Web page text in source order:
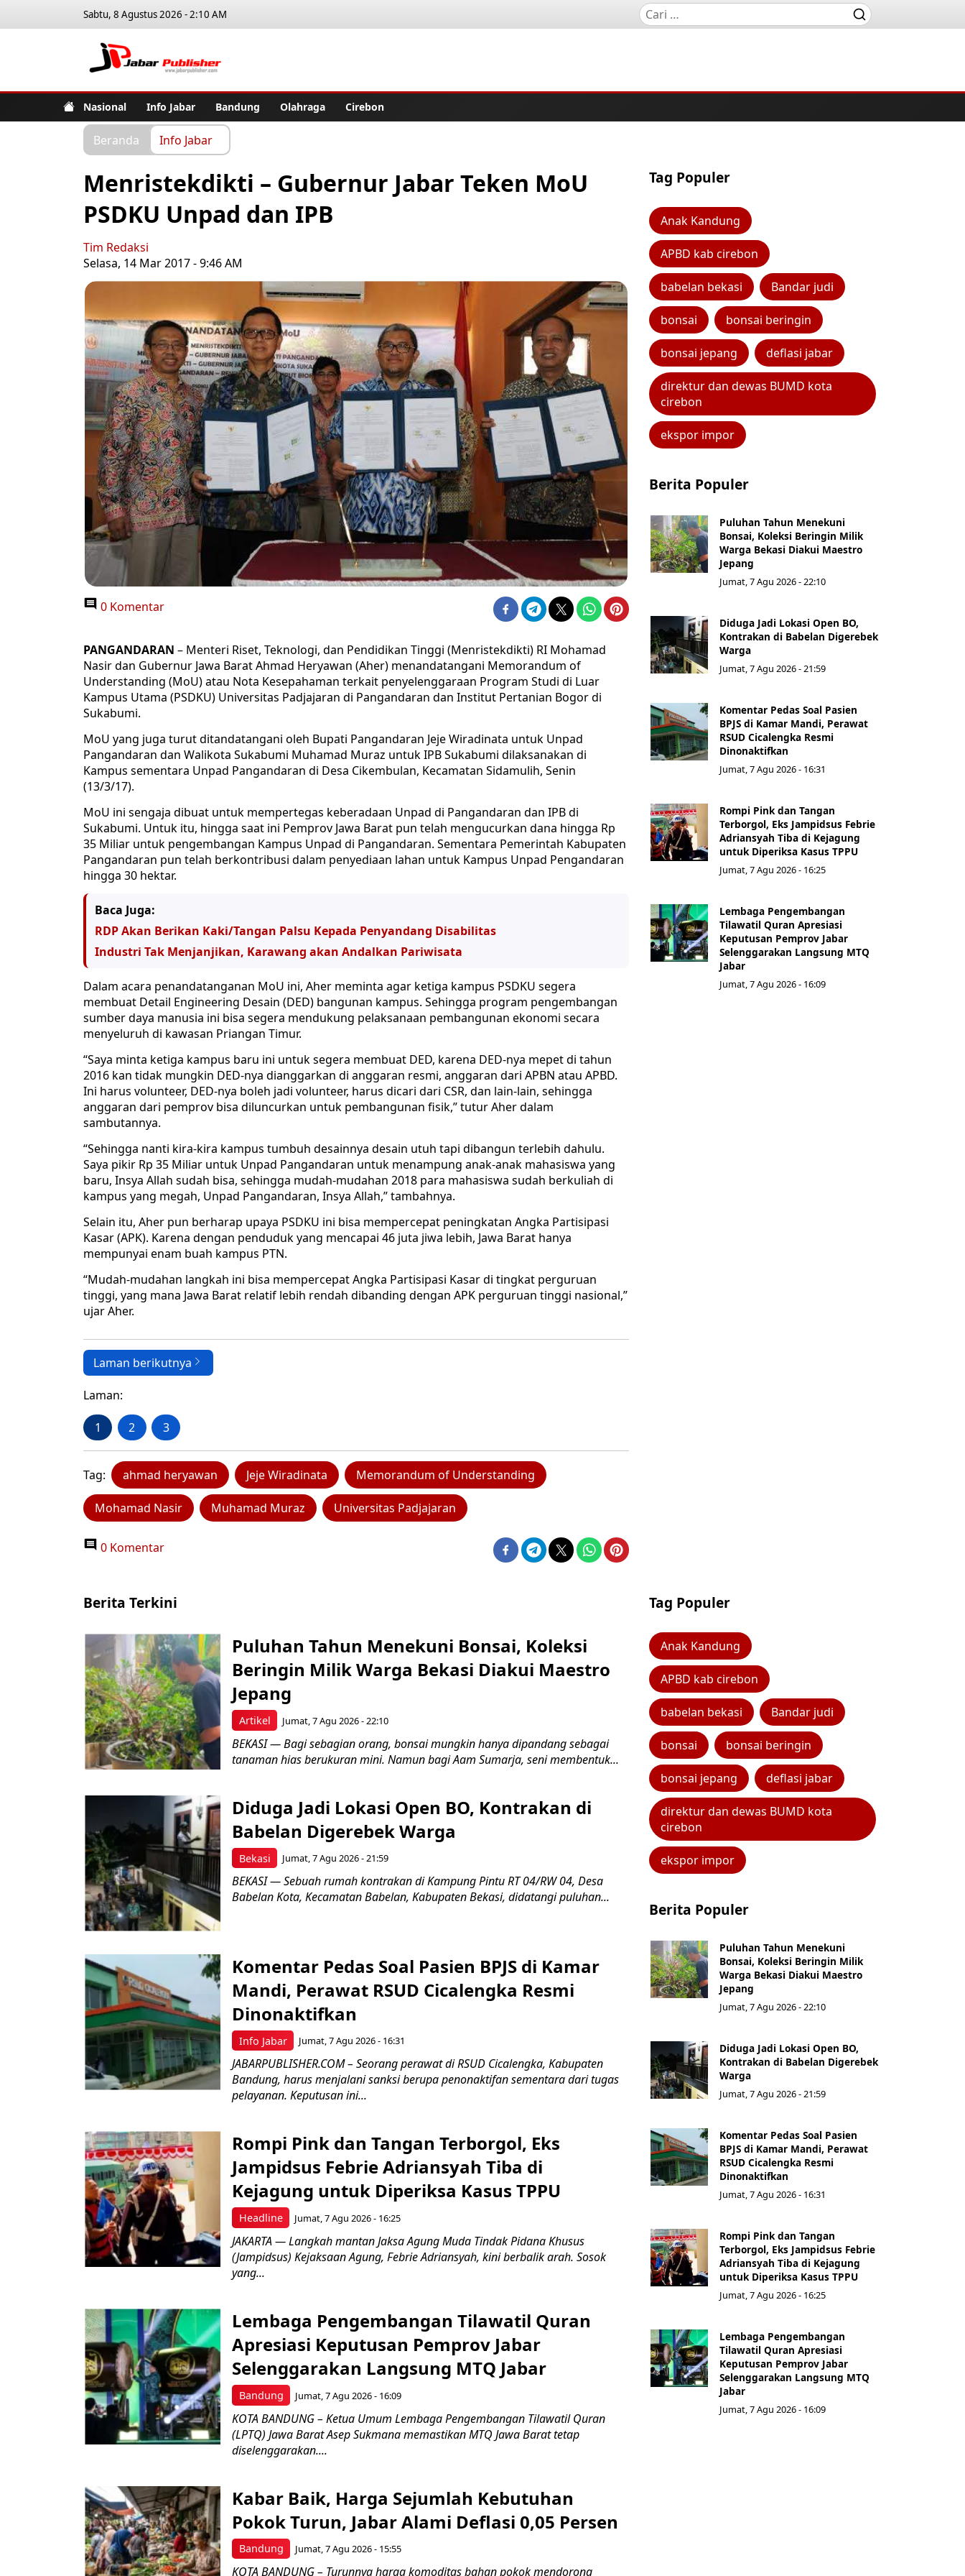
Sabtu, 8 Agustus 2026 - 2:10 AM
Nasional Info Jabar Bandung Olahraga Cirebon
Beranda Info Jabar
Menristekdikti – Gubernur Jabar Teken MoU
PSDKU Unpad dan IPB
Tim Redaksi
Selasa, 14 Mar 2017 - 9:46 AM
0 Komentar
PANGANDARAN – Menteri Riset, Teknologi, dan Pendidikan Tinggi (Menristekdikti) RI Mohamad
Nasir dan Gubernur Jawa Barat Ahmad Heryawan (Aher) menandatangani Memorandum of
Understanding (MoU) atau Nota Kesepahaman terkait penyelenggaraan Program Studi di Luar
Kampus Utama (PSDKU) Universitas Padjajaran di Pangandaran dan Institut Pertanian Bogor di
Sukabumi.
MoU yang juga turut ditandatangani oleh Bupati Pangandaran Jeje Wiradinata untuk Unpad
Pangandaran dan Walikota Sukabumi Muhamad Muraz untuk IPB Sukabumi dilaksanakan di
Kampus sementara Unpad Pangandaran di Desa Cikembulan, Kecamatan Sidamulih, Senin
(13/3/17).
MoU ini sengaja dibuat untuk mempertegas keberadaan Unpad di Pangandaran dan IPB di
Sukabumi. Untuk itu, hingga saat ini Pemprov Jawa Barat pun telah mengucurkan dana hingga Rp
35 Miliar untuk pengembangan Kampus Unpad di Pangandaran. Sementara Pemerintah Kabupaten
Pangandaran pun telah berkontribusi dalam penyediaan lahan untuk Kampus Unpad Pengandaran
hingga 30 hektar.
Baca Juga:
RDP Akan Berikan Kaki/Tangan Palsu Kepada Penyandang Disabilitas
Industri Tak Menjanjikan, Karawang akan Andalkan Pariwisata
Dalam acara penandatanganan MoU ini, Aher meminta agar ketiga kampus PSDKU segera
membuat Detail Engineering Desain (DED) bangunan kampus. Sehingga program pengembangan
sumber daya manusia ini bisa segera mendukung pelaksanaan pembangunan ekonomi secara
menyeluruh di kawasan Priangan Timur.
“Saya minta ketiga kampus baru ini untuk segera membuat DED, karena DED-nya mepet di tahun
2016 kan tidak mungkin DED-nya dianggarkan di anggaran resmi, anggaran dari APBN atau APBD.
Ini harus volunteer, DED-nya boleh jadi volunteer, harus dicari dari CSR, dan lain-lain, sehingga
anggaran dari pemprov bisa diluncurkan untuk pembangunan fisik,” tutur Aher dalam
sambutannya.
“Sehingga nanti kira-kira kampus tumbuh desainnya desain utuh tapi dibangun terlebih dahulu.
Saya pikir Rp 35 Miliar untuk Unpad Pangandaran untuk menampung anak-anak mahasiswa yang
baru, Insya Allah sudah bisa, sehingga mudah-mudahan 2018 para mahasiswa sudah berkuliah di
kampus yang megah, Unpad Pangandaran, Insya Allah,” tambahnya.
Selain itu, Aher pun berharap upaya PSDKU ini bisa mempercepat peningkatan Angka Partisipasi
Kasar (APK). Karena dengan penduduk yang mencapai 46 juta jiwa lebih, Jawa Barat hanya
mempunyai enam buah kampus PTN.
“Mudah-mudahan langkah ini bisa mempercepat Angka Partisipasi Kasar di tingkat perguruan
tinggi, yang mana Jawa Barat relatif lebih rendah dibanding dengan APK perguruan tinggi nasional,”
ujar Aher.
Laman berikutnya
Laman:
1 2 3
Tag: ahmad heryawan Jeje Wiradinata Memorandum of Understanding
Mohamad Nasir Muhamad Muraz Universitas Padjajaran
0 Komentar
Tag Populer
Anak Kandung
APBD kab cirebon
babelan bekasi Bandar judi
bonsai bonsai beringin
bonsai jepang deflasi jabar
direktur dan dewas BUMD kota
cirebon
ekspor impor
Berita Populer
Puluhan Tahun Menekuni
Bonsai, Koleksi Beringin Milik
Warga Bekasi Diakui Maestro
Jepang
Jumat, 7 Agu 2026 - 22:10
Diduga Jadi Lokasi Open BO,
Kontrakan di Babelan Digerebek
Warga
Jumat, 7 Agu 2026 - 21:59
Komentar Pedas Soal Pasien
BPJS di Kamar Mandi, Perawat
RSUD Cicalengka Resmi
Dinonaktifkan
Jumat, 7 Agu 2026 - 16:31
Rompi Pink dan Tangan
Terborgol, Eks Jampidsus Febrie
Adriansyah Tiba di Kejagung
untuk Diperiksa Kasus TPPU
Jumat, 7 Agu 2026 - 16:25
Lembaga Pengembangan
Tilawatil Quran Apresiasi
Keputusan Pemprov Jabar
Selenggarakan Langsung MTQ
Jabar
Jumat, 7 Agu 2026 - 16:09
Berita Terkini
Artikel
Puluhan Tahun Menekuni Bonsai, Koleksi
Beringin Milik Warga Bekasi Diakui Maestro
Jepang
Jumat, 7 Agu 2026 - 22:10
BEKASI — Bagi sebagian orang, bonsai mungkin hanya dipandang sebagai
tanaman hias berukuran mini. Namun bagi Aam Sumarja, seni membentuk...
Bekasi
Diduga Jadi Lokasi Open BO, Kontrakan di
Babelan Digerebek Warga
Jumat, 7 Agu 2026 - 21:59
BEKASI — Sebuah rumah kontrakan di Kampung Pintu RT 04/RW 04, Desa
Babelan Kota, Kecamatan Babelan, Kabupaten Bekasi, didatangi puluhan...
Info Jabar
Komentar Pedas Soal Pasien BPJS di Kamar
Mandi, Perawat RSUD Cicalengka Resmi
Dinonaktifkan
Jumat, 7 Agu 2026 - 16:31
JABARPUBLISHER.COM – Seorang perawat di RSUD Cicalengka, Kabupaten
Bandung, harus menjalani sanksi berupa penonaktifan sementara dari tugas
pelayanan. Keputusan ini...
Headline
Rompi Pink dan Tangan Terborgol, Eks
Jampidsus Febrie Adriansyah Tiba di
Kejagung untuk Diperiksa Kasus TPPU
Jumat, 7 Agu 2026 - 16:25
JAKARTA — Langkah mantan Jaksa Agung Muda Tindak Pidana Khusus
(Jampidsus) Kejaksaan Agung, Febrie Adriansyah, kini berbalik arah. Sosok
yang...
Bandung
Lembaga Pengembangan Tilawatil Quran
Apresiasi Keputusan Pemprov Jabar
Selenggarakan Langsung MTQ Jabar
Jumat, 7 Agu 2026 - 16:09
KOTA BANDUNG – Ketua Umum Lembaga Pengembangan Tilawatil Quran
(LPTQ) Jawa Barat Asep Sukmana memastikan MTQ Jawa Barat tetap
diselenggarakan....
Bandung
Kabar Baik, Harga Sejumlah Kebutuhan
Pokok Turun, Jabar Alami Deflasi 0,05 Persen
Jumat, 7 Agu 2026 - 15:55
KOTA BANDUNG – Turunnya harga komoditas bahan pokok mendorong
Tag Populer
Anak Kandung
APBD kab cirebon
babelan bekasi Bandar judi
bonsai bonsai beringin
bonsai jepang deflasi jabar
direktur dan dewas BUMD kota
cirebon
ekspor impor
Berita Populer
Puluhan Tahun Menekuni
Bonsai, Koleksi Beringin Milik
Warga Bekasi Diakui Maestro
Jepang
Jumat, 7 Agu 2026 - 22:10
Diduga Jadi Lokasi Open BO,
Kontrakan di Babelan Digerebek
Warga
Jumat, 7 Agu 2026 - 21:59
Komentar Pedas Soal Pasien
BPJS di Kamar Mandi, Perawat
RSUD Cicalengka Resmi
Dinonaktifkan
Jumat, 7 Agu 2026 - 16:31
Rompi Pink dan Tangan
Terborgol, Eks Jampidsus Febrie
Adriansyah Tiba di Kejagung
untuk Diperiksa Kasus TPPU
Jumat, 7 Agu 2026 - 16:25
Lembaga Pengembangan
Tilawatil Quran Apresiasi
Keputusan Pemprov Jabar
Selenggarakan Langsung MTQ
Jabar
Jumat, 7 Agu 2026 - 16:09